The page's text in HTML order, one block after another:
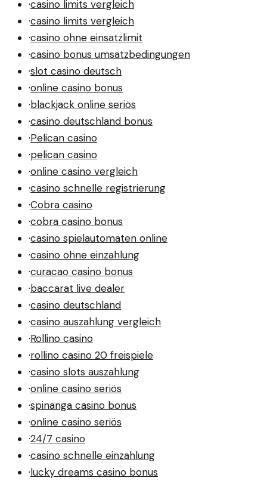
·casino limits vergleich
·casino limits vergleich
·casino ohne einsatzlimit
·casino bonus umsatzbedingungen
·slot casino deutsch
·online casino bonus
·blackjack online seriös
·casino deutschland bonus
·Pelican casino
·pelican casino
·online casino vergleich
·casino schnelle registrierung
·Cobra casino
·cobra casino bonus
·casino spielautomaten online
·casino ohne einzahlung
·curacao casino bonus
·baccarat live dealer
·casino deutschland
·casino auszahlung vergleich
·Rollino casino
·rollino casino 20 freispiele
·casino slots auszahlung
·online casino seriös
·spinanga casino bonus
·online casino seriös
·24/7 casino
·casino schnelle einzahlung
·lucky dreams casino bonus